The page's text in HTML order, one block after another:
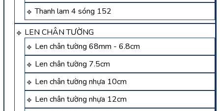
Thanh lam 4 sóng 152
LEN CHÂN TƯỜNG
Len chân tường 68mm - 6.8cm
Len chân tường 7.5cm
Len chân tường nhựa 10cm
Len chân tường nhựa 12cm